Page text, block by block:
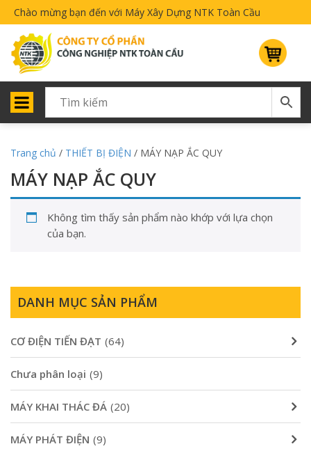
Chào mừng bạn đến với Máy Xây Dựng NTK Toàn Cầu
Trang chủ / THIẾT BỊ ĐIỆN / MÁY NẠP ẮC QUY
MÁY NẠP ẮC QUY
Không tìm thấy sản phẩm nào khớp với lựa chọn
của bạn.
DANH MỤC SẢN PHẨM
CƠ ĐIỆN TIẾN ĐẠT (64)
Chưa phân loại (9)
MÁY KHAI THÁC ĐÁ (20)
MÁY PHÁT ĐIỆN (9)